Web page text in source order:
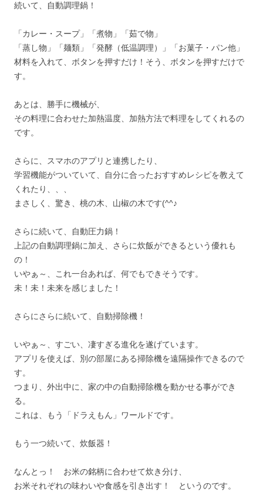
続いて、自動調理鍋！
「カレー・スープ」「煮物」「茹で物」
「蒸し物」「麺類」「発酵（低温調理）」「お菓子・パン他」
材料を入れて、ボタンを押すだけ！そう、ボタンを押すだけで
す。
あとは、勝手に機械が、
その料理に合わせた加熱温度、加熱方法で料理をしてくれるの
です。
さらに、スマホのアプリと連携したり、
学習機能がついていて、自分に合ったおすすめレシピを教えて
くれたり、、、
まさしく、驚き、桃の木、山椒の木です(^^♪
さらに続いて、自動圧力鍋！
上記の自動調理鍋に加え、さらに炊飯ができるという優れも
の！
いやぁ～、これ一台あれば、何でもできそうです。
未！未！未来を感じました！
さらにさらに続いて、自動掃除機！
いやぁ～、すごい、凄すぎる進化を遂げています。
アプリを使えば、別の部屋にある掃除機を遠隔操作できるので
す。
つまり、外出中に、家の中の自動掃除機を動かせる事ができ
る。
これは、もう「ドラえもん」ワールドです。
もう一つ続いて、炊飯器！
なんとっ！ お米の銘柄に合わせて炊き分け、
お米それぞれの味わいや食感を引き出す！ というのです。